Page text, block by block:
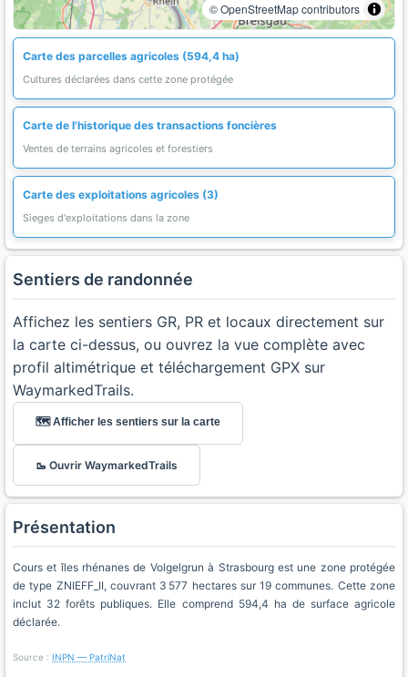
© OpenStreetMap contributors
Carte des parcelles agricoles (594,4 ha)
Cultures déclarées dans cette zone protégée
Carte de l'historique des transactions foncières
Ventes de terrains agricoles et forestiers
Carte des exploitations agricoles (3)
Sieges d'exploitations dans la zone
Sentiers de randonnée
Affichez les sentiers GR, PR et locaux directement sur
la carte ci-dessus, ou ouvrez la vue complète avec
profil altimétrique et téléchargement GPX sur
WaymarkedTrails.
🗺️ Afficher les sentiers sur la carte
🥾 Ouvrir WaymarkedTrails
Présentation
Cours et îles rhénanes de Volgelgrun à Strasbourg est une zone protégée
de type ZNIEFF_II, couvrant 3 577 hectares sur 19 communes. Cette zone
inclut 32 forêts publiques. Elle comprend 594,4 ha de surface agricole
déclarée.
Source : INPN — PatriNat